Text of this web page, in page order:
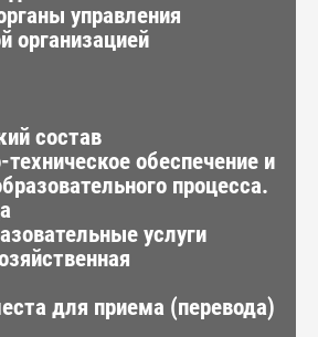
управления
организацией
состав
обеспечение и
процесса.
услуги
для приема (перевода)